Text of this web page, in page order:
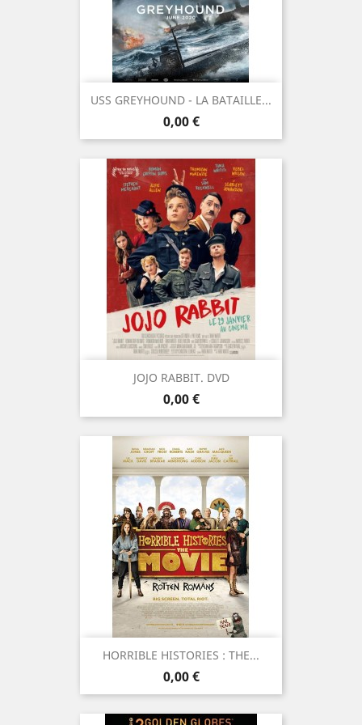
USS GREYHOUND - LA BATAILLE...
Prix
0,00 €
JOJO RABBIT. DVD
Prix
0,00 €
HORRIBLE HISTORIES : THE...
Prix
0,00 €